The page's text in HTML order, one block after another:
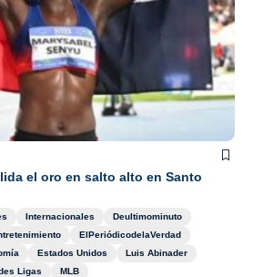
el oro en salto alto en Santo
Internacionales
Deultimominuto
ElPeriódicodelaVerdad
Estados Unidos
Luis Abinader
Ligas MLB